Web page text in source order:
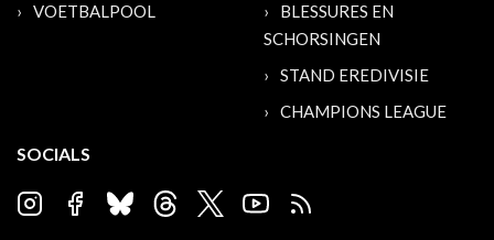
VOETBALPOOL
BLESSURES EN
SCHORSINGEN
STAND EREDIVISIE
CHAMPIONS LEAGUE
SOCIALS